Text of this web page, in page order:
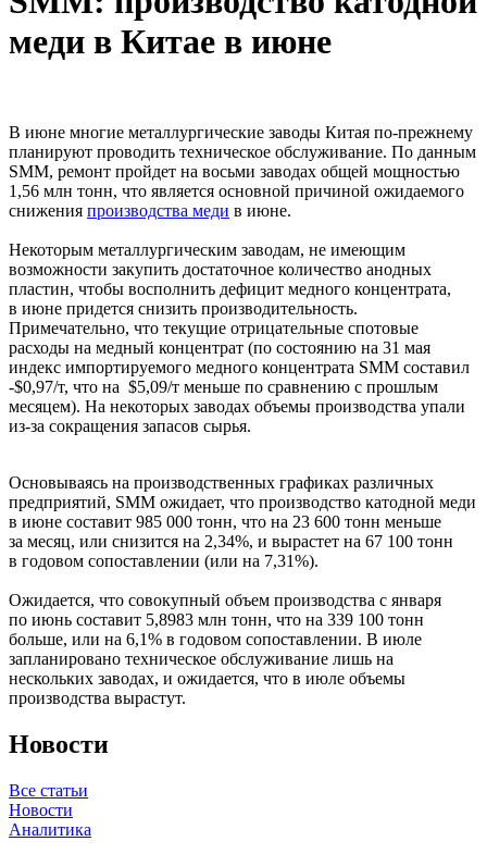
меди в Китае в июне
В июне многие металлургические заводы Китая по-прежнему
планируют проводить техническое обслуживание. По данным
SMM, ремонт пройдет на восьми заводах общей мощностью
1,56 млн тонн, что является основной причиной ожидаемого
снижения производства меди в июне.
Некоторым металлургическим заводам, не имеющим
возможности закупить достаточное количество анодных
пластин, чтобы восполнить дефицит медного концентрата,
в июне придется снизить производительность.
Примечательно, что текущие отрицательные спотовые
расходы на медный концентрат (по состоянию на 31 мая
индекс импортируемого медного концентрата SMM составил
-$0,97/т, что на $5,09/т меньше по сравнению с прошлым
месяцем). На некоторых заводах объемы производства упали
из-за сокращения запасов сырья.
Основываясь на производственных графиках различных
предприятий, SMM ожидает, что производство катодной меди
в июне составит 985 000 тонн, что на 23 600 тонн меньше
за месяц, или снизится на 2,34%, и вырастет на 67 100 тонн
в годовом сопоставлении (или на 7,31%).
Ожидается, что совокупный объем производства с января
по июнь составит 5,8983 млн тонн, что на 339 100 тонн
больше, или на 6,1% в годовом сопоставлении. В июле
запланировано техническое обслуживание лишь на
нескольких заводах, и ожидается, что в июле объемы
производства вырастут.
Новости
Все статьи
Новости
Аналитика